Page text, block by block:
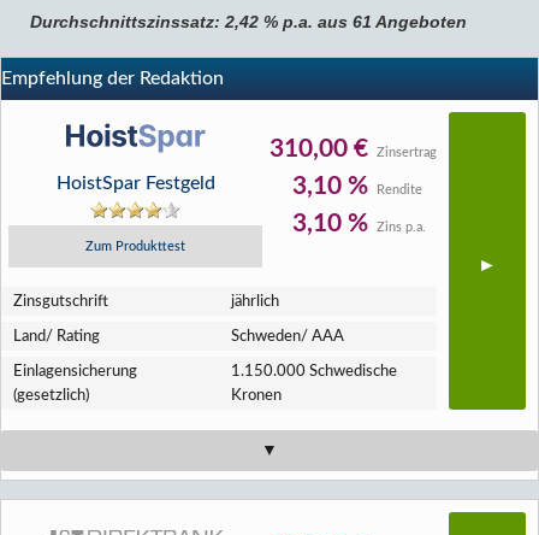
Durchschnittszinssatz: 2,42 % p.a. aus 61 Angeboten
Empfehlung der Redaktion
HoistSpar Festgeld
Zum Produkttest
310,00 € Zinsertrag
3,10 % Rendite
3,10 % Zins p.a.
Zins­gutschrift jährlich
Land/ Rating Schweden/ AAA
Einlagen­sicherung
(gesetzlich)
1.150.000 Schwedische
Kronen